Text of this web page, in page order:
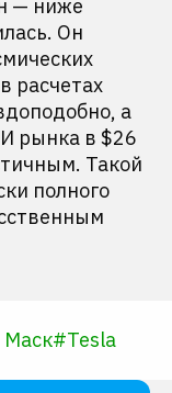
— ниже
Он
расчетах
а
рынка в $26
Такой
полного
Маск#Tesla